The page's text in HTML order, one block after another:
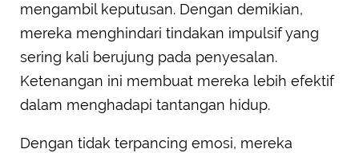
mengambil keputusan. Dengan demikian,
mereka menghindari tindakan impulsif yang
sering kali berujung pada penyesalan.
Ketenangan ini membuat mereka lebih efektif
dalam menghadapi tantangan hidup.
Dengan tidak terpancing emosi, mereka